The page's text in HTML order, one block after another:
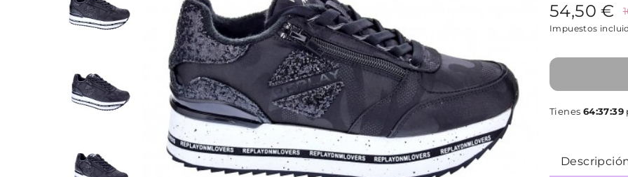
54,50 €
Impuestos
Tienes 64:37:38